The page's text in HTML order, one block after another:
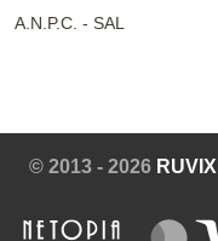
A.N.P.C. - SAL
© 2013 - 2026